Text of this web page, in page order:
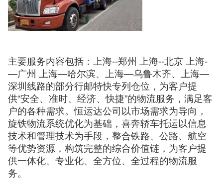
主要服务内容包括：上海--郑州 上海--北京 上海-
—广州 上海—哈尔滨、上海—乌鲁木齐、上海—
深圳线路的部分行邮特快专列仓位，为客户提
供“安全、准时、经济、快捷”的物流服务，满足客
户的各种需求。恒运达公司以市场需求为导向，
旋铁物流系统优化为基础，喜奔轿车托运以信息
技术和管理技术为手段，整合铁路、公路、航空
等优势资源，构筑完整的综合价值链，为客户提
供一体化、专业化、全方位、全过程的物流服
务。